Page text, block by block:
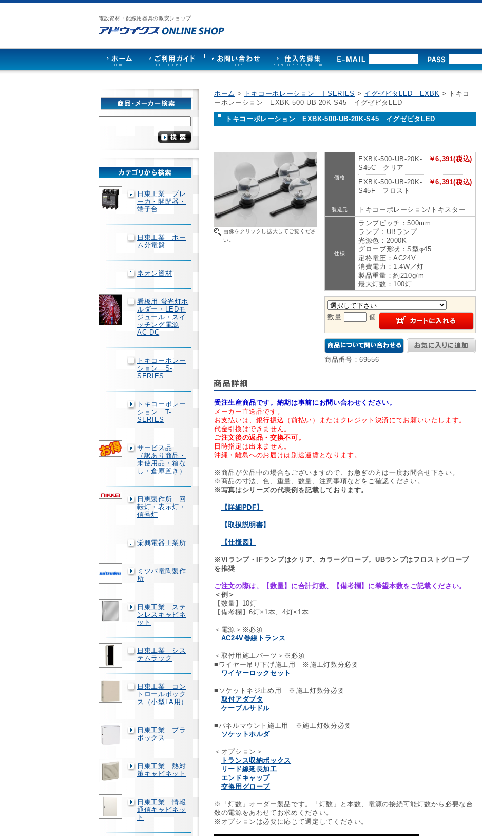
電設資材・配線用器具の激安ショップ
漏
カ
照
ア
ス
ご
ド
お
せ
仕
日東工業 ブレ
ーカ・開閉器・
端子台
日東工業 ホー
ム分電盤
ネオン資材
看板用 蛍光灯ホ
ルダー・LEDモ
ジュール・スイ
ッチング電源
AC-DC
トキコーポレー
ション S-
SERIES
トキコーポレー
ション T-
SERIES
サービス品
（訳あり商品・
未使用品・箱な
し・倉庫置き）
日恵製作所 回
転灯・表示灯・
信号灯
栄興電器工業所
ミツバ電陶製作
所
日東工業 ステ
ンレスキャビネ
ット
日東工業 シス
テムラック
日東工業 コン
トロールボック
ス（小型FA用）
日東工業 プラ
ボックス
日東工業 熱対
策キャビネット
日東工業 情報
通信キャビネッ
ト
ホーム > トキコーポレーション T-SERIES > イグゼビタLED EXBK > トキコ
ーポレーション EXBK-500-UB-20K-S45 イグゼビタLED
トキコーポレーション EXBK-500-UB-20K-S45 イグゼビタLED
画像をクリックし拡大してご覧くださ
い。
価格
￥6,391(税込)
EXBK-500-UB-20K-
S45C クリア
￥6,391(税込)
EXBK-500-UB-20K-
S45F フロスト
製造元 トキコーポレーション/トキスター
仕様
ランプピッチ：500mm
ランプ：UBランプ
光源色：2000K
グローブ形状：S型φ45
定格電圧：AC24V
消費電力：1.4W／灯
製品重量：約210g/m
最大灯数：100灯
数量 個
商品番号：69556
受注生産商品です。納期は事前にお問い合わせください。
メーカー直送品です。
お支払いは、銀行振込（前払い）またはクレジット決済にてお願いいたします。
代金引換はできません。
ご注文後の返品・交換不可。
日時指定は出来ません。
沖縄・離島へのお届けは別途運賃となります。
※商品が欠品中の場合もございますので、お急ぎの方は一度お問合せ下さい。
※商品の寸法、色、重量、数量、注意事項などをご確認ください。
※写真はシリーズの代表例を記載しております。
【詳細PDF】
【取扱説明書】
【仕様図】
※VIランプ・IFランプはクリア、カラーグローブ。UBランプはフロストグローブ
を推奨
ご注文の際は、【数量】に合計灯数、【備考欄】に希望本数をご記載ください。
＜例＞
【数量】10灯
【備考欄】6灯×1本、4灯×1本
＜電源＞※必須
AC24V巻線トランス
＜取付用施工パーツ＞※必須
■ワイヤー吊り下げ施工用 ※施工灯数分必要
ワイヤーロックセット
■ソケットネジ止め用 ※施工灯数分必要
取付アダプタ
ケーブルサドル
■パネルマウント施工用 ※施工灯数分必要
ソケットホルダ
＜オプション＞
トランス収納ボックス
リード線延長加工
エンドキャップ
交換用グローブ
※「灯数」オーダー製品です。「灯数」と本数、電源の接続可能灯数から必要な台
数の電源をあわせてお求めください。
※オプションは必要に応じて選定してください。